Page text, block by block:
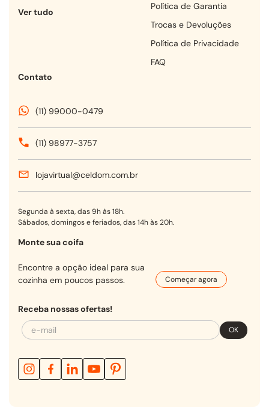
Ver tudo
Política de Garantia
Trocas e Devoluções
Política de Privacidade
FAQ
Contato
(11) 99000-0479
(11) 98977-3757
lojavirtual@celdom.com.br
Segunda à sexta, das 9h às 18h.
Sábados, domingos e feriados, das 14h às 20h.
Monte sua coifa
Encontre a opção ideal para sua
cozinha em poucos passos.
Começar agora
Receba nossas ofertas!
OK